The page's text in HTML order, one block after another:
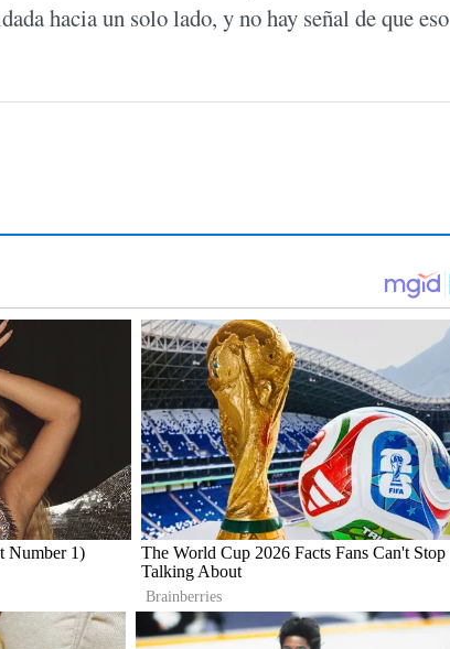
hacia un solo lado, y no hay señal de que eso